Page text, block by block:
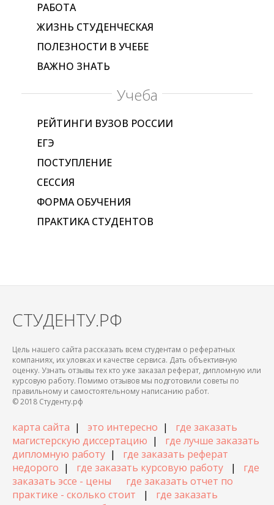
РАБОТА
ЖИЗНЬ СТУДЕНЧЕСКАЯ
ПОЛЕЗНОСТИ В УЧЕБЕ
ВАЖНО ЗНАТЬ
Учеба
РЕЙТИНГИ ВУЗОВ РОССИИ
ЕГЭ
ПОСТУПЛЕНИЕ
СЕССИЯ
ФОРМА ОБУЧЕНИЯ
ПРАКТИКА СТУДЕНТОВ
СТУДЕНТУ.РФ
Цель нашего сайта рассказать всем студентам о рефератных
компаниях, их уловках и качестве сервиса. Дать объективную
оценку. Узнать отзывы тех кто уже заказал реферат, дипломную или
курсовую работу. Помимо отзывов мы подготовили советы по
правильному и самостоятельному написанию работ.
© 2018 Студенту.рф
карта сайта | это интересно | где заказать
магистерскую диссертацию | где лучше заказать
дипломную работу | где заказать реферат
недорого | где заказать курсовую работу | где
заказать эссе - цены
где заказать отчет по
практике - сколько стоит | где заказать